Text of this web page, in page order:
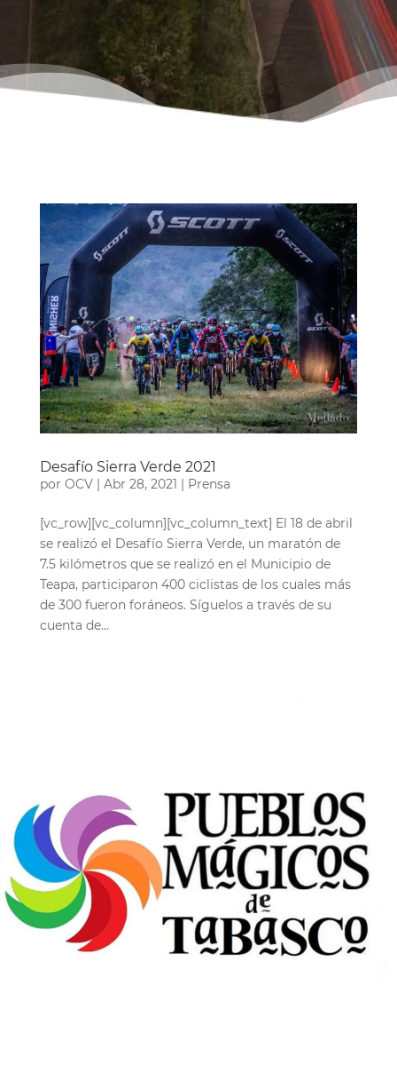
Desafío Sierra Verde 2021
por OCV| Abr 28, 2021 | Prensa
[vc_row][vc_column][vc_column_text] El 18 de abril
se realizó el Desafío Sierra Verde, un maratón de
7.5 kilómetros que se realizó en el Municipio de
Teapa, participaron 400 ciclistas de los cuales más
de 300 fueron foráneos. Síguelos a través de su
cuenta de...